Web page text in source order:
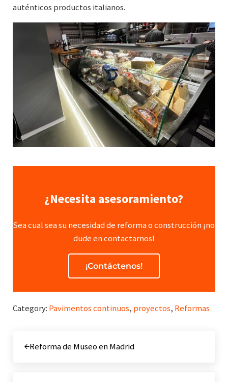
auténticos productos italianos.
¿Necesita asesoramiento?
Sea cual sea su necesidad de reforma o construcción ¡no
dude en contactarnos!
¡Contáctenos!
Category: Pavimentos continuos, proyectos, Reformas
Reforma de Museo en Madrid